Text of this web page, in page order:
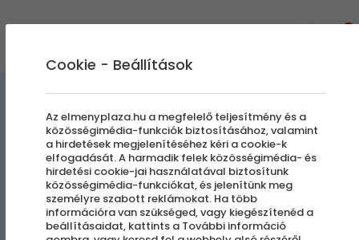
Éhezők Viadala | I Locked
You
Budapest VI. vagy IX. kerülete
Cookie - Beállítások
Az elmenyplaza.hu a megfelelő teljesítmény és a
közösségimédia-funkciók biztosításához, valamint
a hirdetések megjelenítéséhez kéri a cookie-k
elfogadását. A harmadik felek közösségimédia- és
hirdetési cookie-jai használatával biztosítunk
közösségimédia-funkciókat, és jelenítünk meg
személyre szabott reklámokat. Ha több
információra van szükséged, vagy kiegészítenéd a
beállításaidat, kattints a További információ